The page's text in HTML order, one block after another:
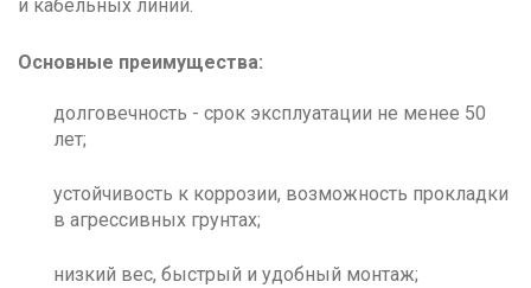
и кабельных линий.
Основные преимущества:
долговечность - срок эксплуатации не менее 50
лет;
устойчивость к коррозии, возможность прокладки
в агрессивных грунтах;
низкий вес, быстрый и удобный монтаж;